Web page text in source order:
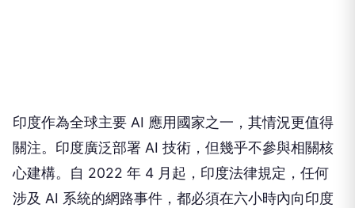
印度作為全球主要 AI 應用國家之一，其情況更值得
關注。印度廣泛部署 AI 技術，但幾乎不參與相關核
心建構。自 2022 年 4 月起，印度法律規定，任何
涉及 AI 系統的網路事件，都必須在六小時內向印度